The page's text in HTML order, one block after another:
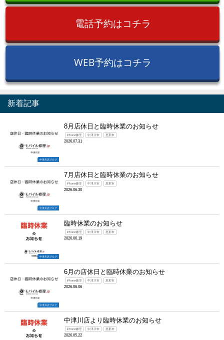
電話予約はコチラ
WEB予約はコチラ
新着記事
中津川店ブログ
8月店休日と臨時休業のお知らせ
iPhone修理 中津川市 恵那市
2026.07.31
中津川店ブログ
7月店休日と臨時休業のお知らせ
iPhone修理 中津川市 恵那市
2026.06.30
中津川店ブログ
臨時休業のお知らせ
iPhone修理 中津川市 恵那市
2026.06.19
中津川店ブログ
6月の店休日と臨時休業のお知らせ
iPhone修理 中津川市 恵那市
2026.06.06
中津川店より臨時休業のお知らせ
iPhone修理 中津川市 恵那市
2026.05.22